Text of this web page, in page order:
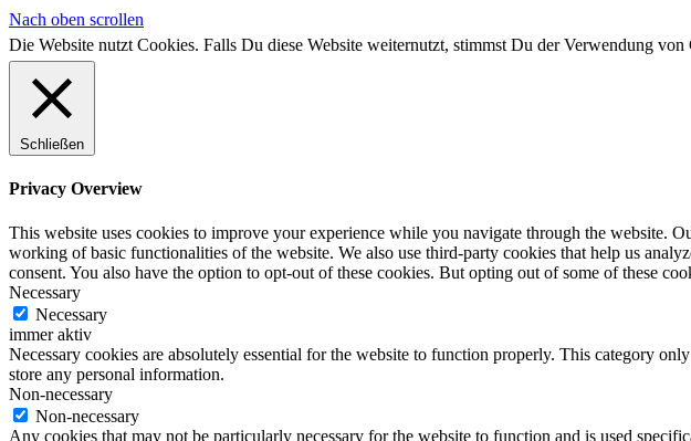
Nach oben scrollen
Die Website nutzt Cookies. Falls Du diese Website weiternutzt, stimmst Du der Verwendung von
Schließen
Privacy Overview
This website uses cookies to improve your experience while you navigate through the website.
working of basic functionalities of the website. We also use third-party cookies that help us
consent. You also have the option to opt-out of these cookies. But opting out of some of these
Necessary
Necessary
immer aktiv
Necessary cookies are absolutely essential for the website to function properly. This category
store any personal information.
Non-necessary
Non-necessary
Any cookies that may not be particularly necessary for the website to function and is used